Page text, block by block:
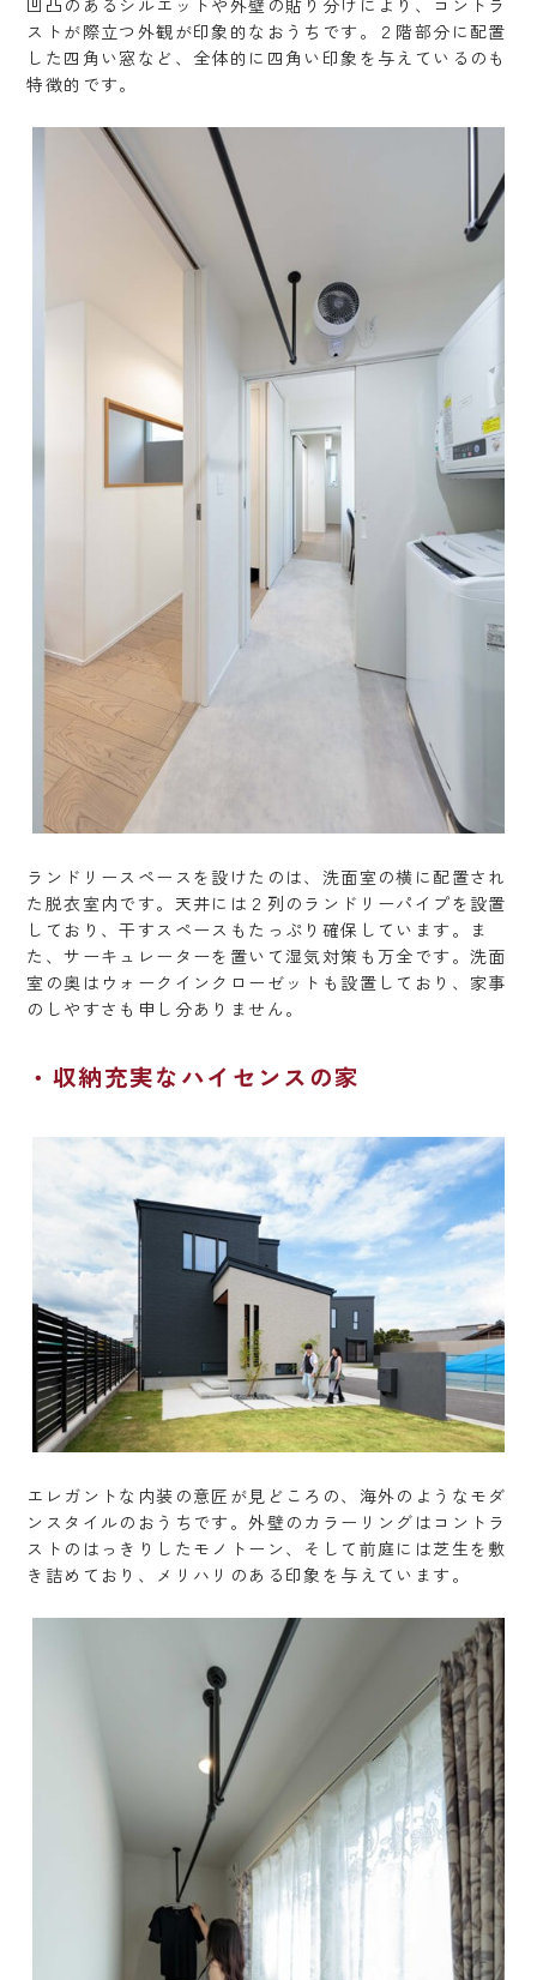
ストが際立つ外観が印象的なおうちです。２階部分に配置
した四角い窓など、全体的に四角い印象を与えているのも
特徴的です。
ランドリースペースを設けたのは、洗面室の横に配置され
た脱衣室内です。天井には２列のランドリーパイプを設置
しており、干すスペースもたっぷり確保しています。ま
た、サーキュレーターを置いて湿気対策も万全です。洗面
室の奥はウォークインクローゼットも設置しており、家事
のしやすさも申し分ありません。
収納充実なハイセンスの家
エレガントな内装の意匠が見どころの、海外のようなモダ
ンスタイルのおうちです。外壁のカラーリングはコントラ
ストのはっきりしたモノトーン、そして前庭には芝生を敷
き詰めており、メリハリのある印象を与えています。